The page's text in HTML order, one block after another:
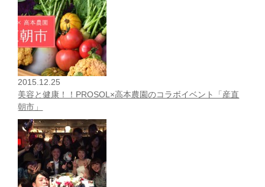
2015.12.25
美容と健康！！PROSOL×高本農園のコラボイベント「産直
朝市」